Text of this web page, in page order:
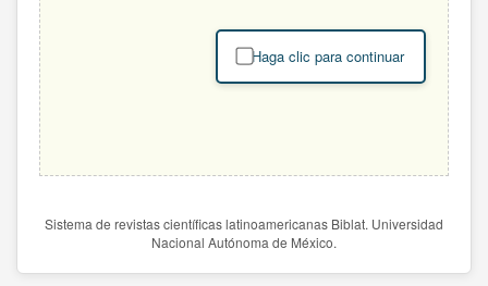
Haga clic para continuar
Sistema de revistas científicas latinoamericanas Biblat. Universidad
Nacional Autónoma de México.